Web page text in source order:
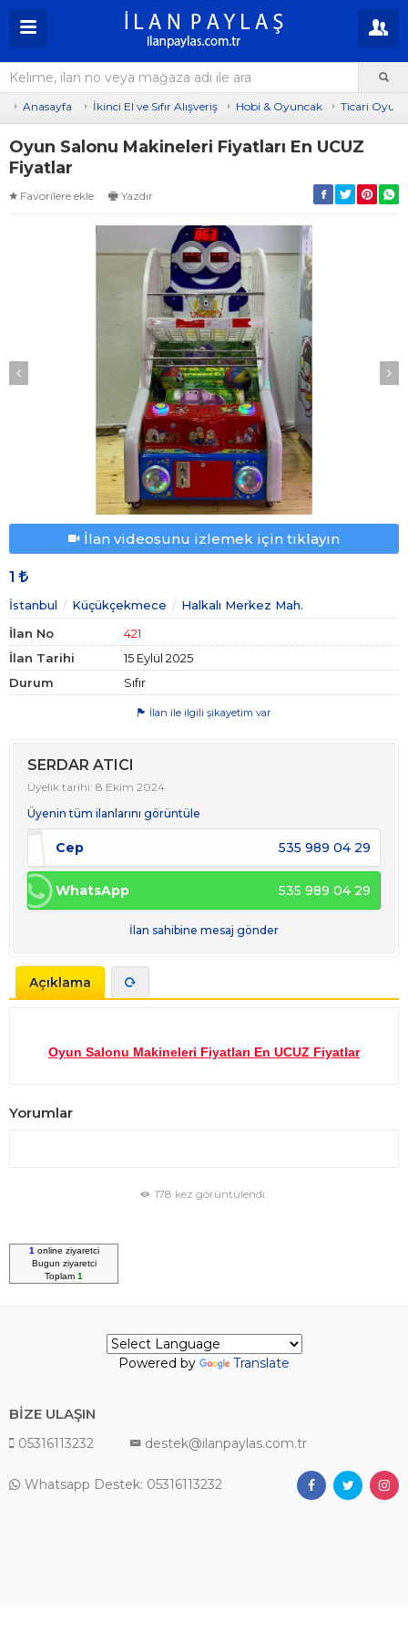
Anasayfa İkinci El ve Sıfır Alışveriş Hobi & Oyuncak Ticari Oyun
Oyun Salonu Makineleri Fiyatları En UCUZ
Fiyatlar
Favorilere ekle Yazdır
İlan videosunu izlemek için tıklayın
1
İstanbul Küçükçekmece
Halkalı Merkez Mah.
İlan No
421
İlan Tarihi
15 Eylül 2025
Durum
Sıfır
İlan ile ilgili şikayetim var
SERDAR ATICI
Üyelik tarihi: 8 Ekim 2024
Üyenin tüm ilanlarını görüntüle
Cep 535 989 04 29
WhatsApp 535 989 04 29
İlan sahibine mesaj gönder
Açıklama
Oyun Salonu Makineleri Fiyatları En UCUZ Fiyatlar
Yorumlar
178 kez görüntülendi.
1online ziyaretci
Bugun ziyaretci
Toplam 1
Powered by Translate
BİZE ULAŞIN
05316113232 destek@ilanpaylas.com.tr
Whatsapp Destek: 05316113232